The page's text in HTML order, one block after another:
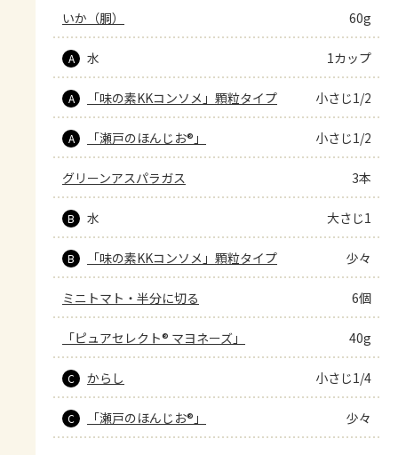
いか（胴） 60g
A 水 1カップ
A 「味の素KKコンソメ」顆粒タイプ 小さじ1/2
A 「瀬戸のほんじお®」 小さじ1/2
グリーンアスパラガス 3本
B 水 大さじ1
B 「味の素KKコンソメ」顆粒タイプ 少々
ミニトマト・半分に切る 6個
「ピュアセレクト® マヨネーズ」 40g
C からし 小さじ1/4
C 「瀬戸のほんじお®」 少々